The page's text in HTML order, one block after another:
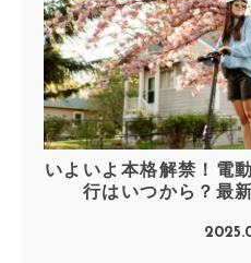
いよいよ本格解禁！電
行はいつから？最